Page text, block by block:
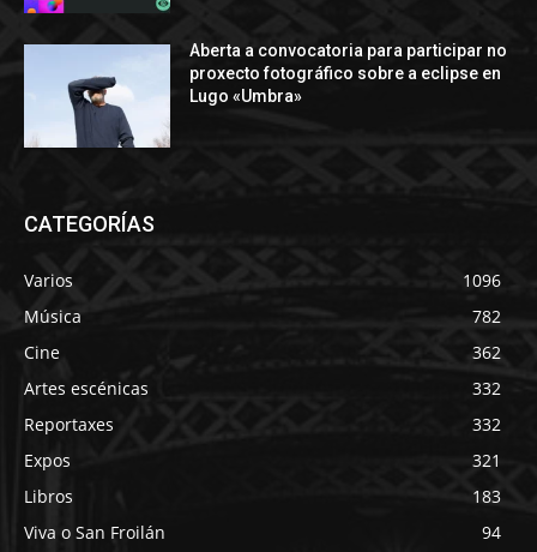
Aberta a convocatoria para participar no
proxecto fotográfico sobre a eclipse en
Lugo «Umbra»
CATEGORÍAS
Varios
1096
Música
782
Cine
362
Artes escénicas
332
Reportaxes
332
Expos
321
Libros
183
Viva o San Froilán
94